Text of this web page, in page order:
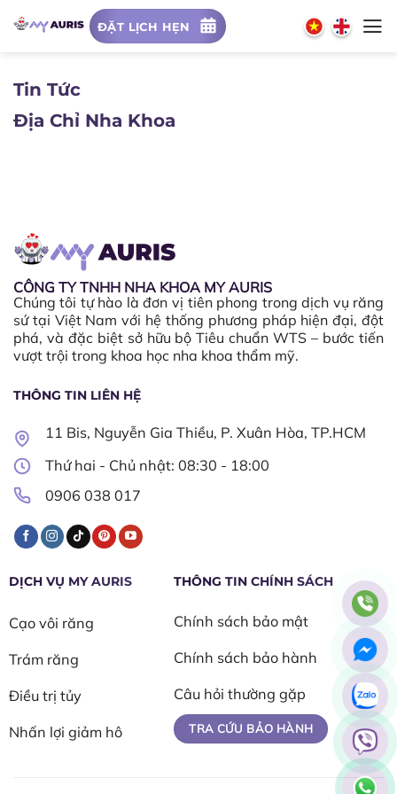
đến
dung
ĐẶT LỊCH HẸN
Tin Tức
Địa Chỉ Nha Khoa
CÔNG TY TNHH NHA KHOA MY AURIS
Chúng tôi tự hào là đơn vị tiên phong trong dịch vụ răng
sứ tại Việt Nam với hệ thống phương pháp hiện đại, đột
phá, và đặc biệt sở hữu bộ Tiêu chuẩn WTS – bước tiến
vượt trội trong khoa học nha khoa thẩm mỹ.
THÔNG TIN LIÊN HỆ
11 Bis, Nguyễn Gia Thiều, P. Xuân Hòa, TP.HCM
Thứ hai - Chủ nhật: 08:30 - 18:00​
0906 038 017
DỊCH VỤ MY AURIS
Cạo vôi răng
Trám răng
Điều trị tủy
Nhấn lợi giảm hô
THÔNG TIN CHÍNH SÁCH
Chính sách bảo mật
Chính sách bảo hành
Câu hỏi thường gặp
TRA CỨU BẢO HÀNH